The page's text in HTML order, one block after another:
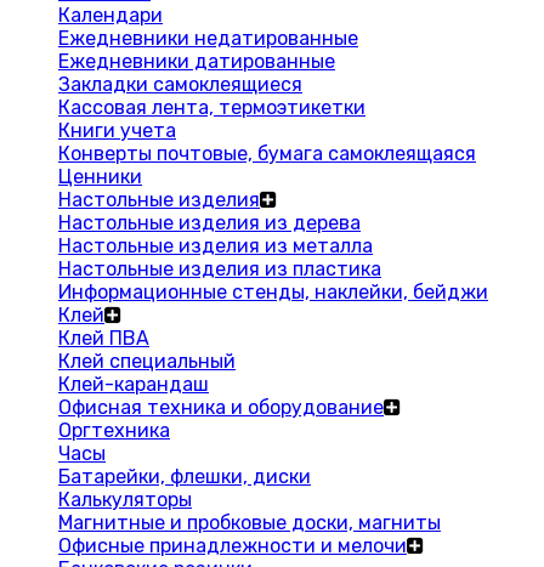
Календари
Ежедневники недатированные
Ежедневники датированные
Закладки самоклеящиеся
Кассовая лента, термоэтикетки
Книги учета
Конверты почтовые, бумага самоклеящаяся
Ценники
Настольные изделия
Настольные изделия из дерева
Настольные изделия из металла
Настольные изделия из пластика
Информационные стенды, наклейки, бейджи
Клей
Клей ПВА
Клей специальный
Клей-карандаш
Офисная техника и оборудование
Оргтехника
Часы
Батарейки, флешки, диски
Калькуляторы
Магнитные и пробковые доски, магниты
Офисные принадлежности и мелочи